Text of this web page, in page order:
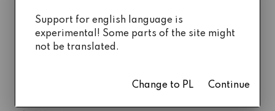
Asystent/ka
Reference number: AS/6/W02/K07/2026
Publication date: 07-08-2026
Support for english language is
experimental! Some parts of the site might
not be translated.
Change to PL Continue